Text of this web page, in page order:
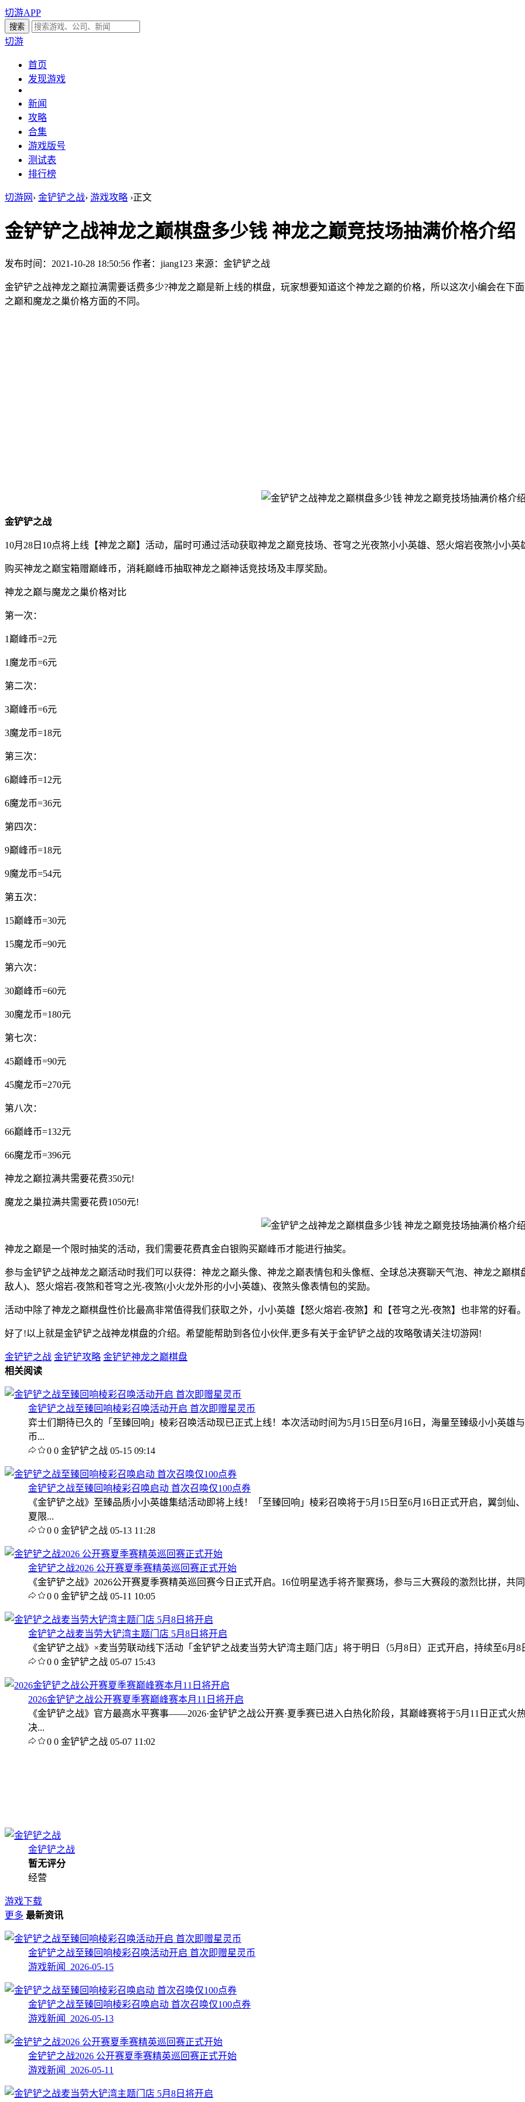
切游APP
切游
首页
发现游戏
新闻
攻略
合集
游戏版号
测试表
排行榜
切游网 › 金铲铲之战› 游戏攻略 ›正文
金铲铲之战神龙之巅棋盘多少钱 神龙之巅竞技场抽满价格介绍
发布时间：2021-10-28 18:50:56 作者：jiang123 来源：金铲铲之战
金铲铲之战神龙之巅拉满需要话费多少?神龙之巅是新上线的棋盘，玩家想要知道这个神龙之巅的价格，所以这次小编会在下
之巅和魔龙之巢价格方面的不同。
金铲铲之战
10月28日10点将上线【神龙之巅】活动，届时可通过活动获取神龙之巅竞技场、苍穹之光夜煞小小英雄、怒火熔岩夜煞小小英
购买神龙之巅宝箱赠巅峰币，消耗巅峰币抽取神龙之巅神话竞技场及丰厚奖励。
神龙之巅与魔龙之巢价格对比
第一次：
1巅峰币=2元
1魔龙币=6元
第二次：
3巅峰币=6元
3魔龙币=18元
第三次：
6巅峰币=12元
6魔龙币=36元
第四次：
9巅峰币=18元
9魔龙币=54元
第五次：
15巅峰币=30元
15魔龙币=90元
第六次：
30巅峰币=60元
30魔龙币=180元
第七次：
45巅峰币=90元
45魔龙币=270元
第八次：
66巅峰币=132元
66魔龙币=396元
神龙之巅拉满共需要花费350元!
魔龙之巢拉满共需要花费1050元!
神龙之巅是一个限时抽奖的活动，我们需要花费真金白银购买巅峰币才能进行抽奖。
参与金铲铲之战神龙之巅活动时我们可以获得：神龙之巅头像、神龙之巅表情包和头像框、全球总决赛聊天气泡、神龙之巅
敌人)、怒火熔岩-夜煞和苍穹之光-夜煞(小火龙外形的小小英雄)、夜煞头像表情包的奖励。
活动中除了神龙之巅棋盘性价比最高非常值得我们获取之外，小小英雄【怒火熔岩-夜煞】和【苍穹之光-夜煞】也非常的好看
好了!以上就是金铲铲之战神龙棋盘的介绍。希望能帮助到各位小伙伴,更多有关于金铲铲之战的攻略敬请关注切游网!
金铲铲之战 金铲铲攻略 金铲铲神龙之巅棋盘
相关阅读
金铲铲之战至臻回响棱彩召唤活动开启 首次即赠星灵币
弈士们期待已久的「至臻回响」棱彩召唤活动现已正式上线！本次活动时间为5月15日至6月16日，海量至臻级小小英雄
币...
0 0 金铲铲之战 05-15 09:14
金铲铲之战至臻回响棱彩召唤启动 首次召唤仅100点券
《金铲铲之战》至臻品质小小英雄集结活动即将上线！「至臻回响」棱彩召唤将于5月15日至6月16日正式开启，翼剑
夏限...
0 0 金铲铲之战 05-13 11:28
金铲铲之战2026 公开赛夏季赛精英巡回赛正式开始
《金铲铲之战》2026公开赛夏季赛精英巡回赛今日正式开启。16位明星选手将齐聚赛场，参与三大赛段的激烈比拼，
0 0 金铲铲之战 05-11 10:05
金铲铲之战麦当劳大铲湾主题门店 5月8日将开启
《金铲铲之战》×麦当劳联动线下活动「金铲铲之战麦当劳大铲湾主题门店」将于明日（5月8日）正式开启，持续至6月8
0 0 金铲铲之战 05-07 15:43
2026金铲铲之战公开赛夏季赛巅峰赛本月11日将开启
《金铲铲之战》官方最高水平赛事——2026·金铲铲之战公开赛·夏季赛已进入白热化阶段，其巅峰赛将于5月11日正式
决...
0 0 金铲铲之战 05-07 11:02
金铲铲之战
暂无评分
经营
游戏下载
更多 最新资讯
金铲铲之战至臻回响棱彩召唤活动开启 首次即赠星灵币
游戏新闻 2026-05-15
金铲铲之战至臻回响棱彩召唤启动 首次召唤仅100点券
游戏新闻 2026-05-13
金铲铲之战2026 公开赛夏季赛精英巡回赛正式开始
游戏新闻 2026-05-11